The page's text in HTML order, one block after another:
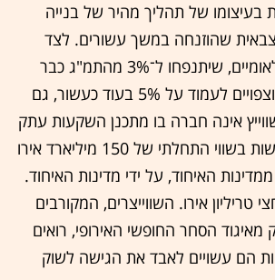
של תהליך מהיר של בנייה
שהוזנחה במשך עשורים. לצד
תקציבי הביטחון הלאומיים, שיתנפחו ל־3% מהתמ"ג כבר
בשנתיים הקרובות וצפויים לעמוד על 5% בעוד כעשור, גם
אינה חברה בו מתכנן השקעות עתק
בתחום. קרן התחמשות בשווי התחלתי של 150 מיליארד אירו
האיחוד, על ידי מדינות האיחוד.
טריליון אירו. השווייצרים, המקורבים
מאיגוד הסחר החופשי האירופי, רואים
הם עשויים לאבד את הגישה לשוק